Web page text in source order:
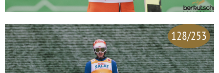
128/253